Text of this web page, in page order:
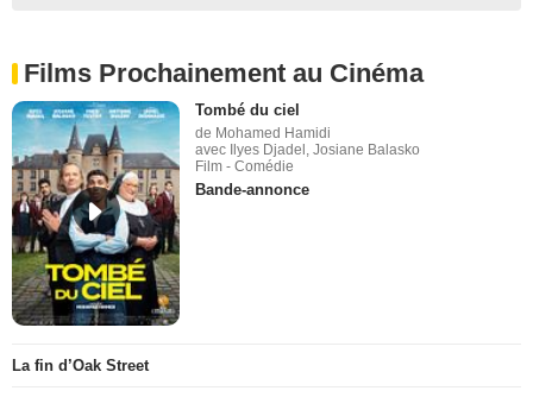
Films Prochainement au Cinéma
Tombé du ciel
de Mohamed Hamidi
avec Ilyes Djadel, Josiane Balasko
Film - Comédie
Bande-annonce
La fin d’Oak Street